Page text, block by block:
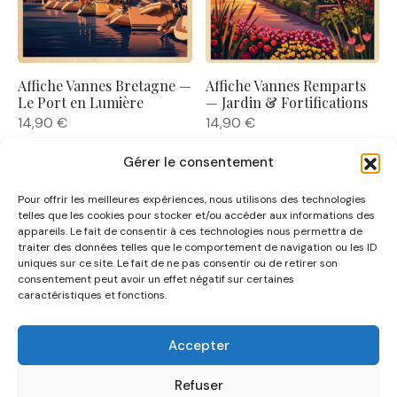
Gérer le consentement
Pour offrir les meilleures expériences, nous utilisons des technologies
telles que les cookies pour stocker et/ou accéder aux informations des
appareils. Le fait de consentir à ces technologies nous permettra de
traiter des données telles que le comportement de navigation ou les ID
uniques sur ce site. Le fait de ne pas consentir ou de retirer son
consentement peut avoir un effet négatif sur certaines
caractéristiques et fonctions.
Accepter
Refuser
Affiche Vannes Bretagne —
Le Port en Lumière
14,90 €
Affiche Vannes Remparts
— Jardin & Fortifications
14,90 €
NOUS CONNAÎTRE